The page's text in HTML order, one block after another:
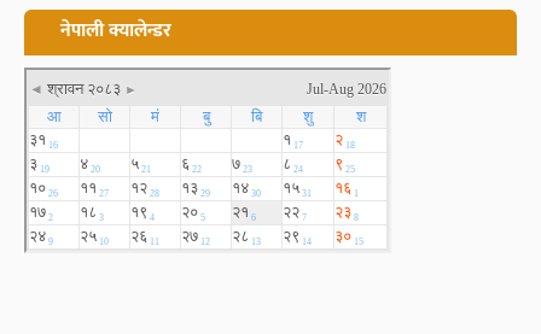
नेपाली क्यालेन्डर